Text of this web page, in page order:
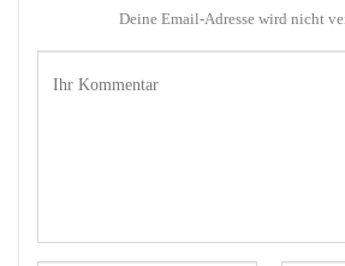
Deine Email-Adresse wird nicht